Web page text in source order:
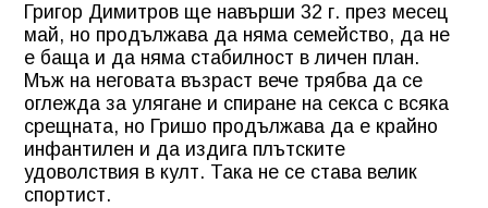
Григор Димитров ще навърши 32 г. през месец
май, но продължава да няма семейство, да не
е баща и да няма стабилност в личен план.
Мъж на неговата възраст вече трябва да се
оглежда за улягане и спиране на секса с всяка
срещната, но Гришо продължава да е крайно
инфантилен и да издига плътските
удоволствия в култ. Така не се става велик
спортист.